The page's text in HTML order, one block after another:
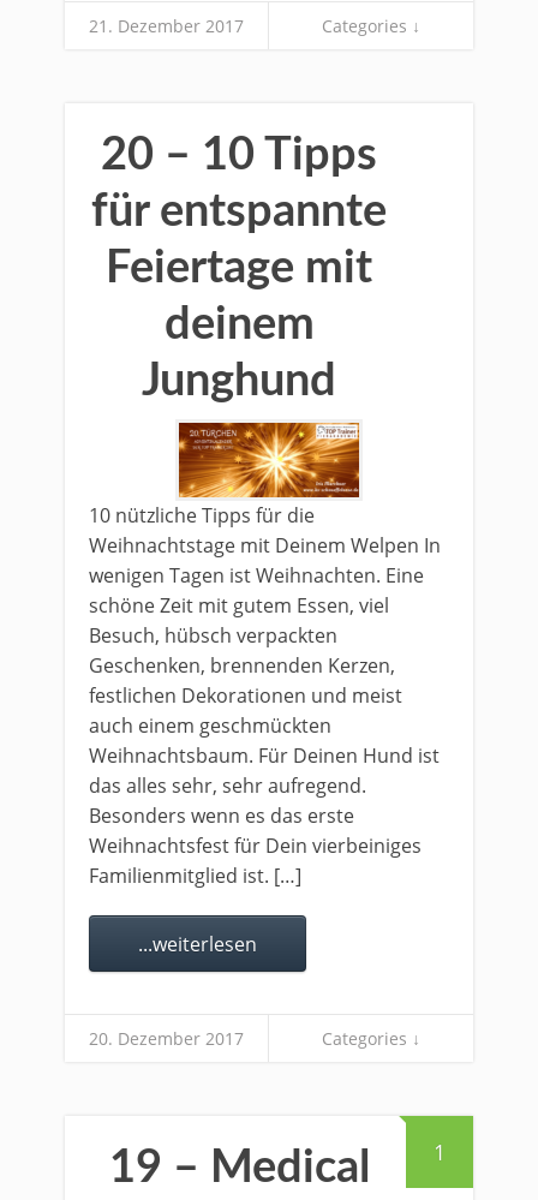
21. Dezember 2017 Categories ↓
20 – 10 Tipps
für entspannte
Feiertage mit
deinem
Junghund
10 nützliche Tipps für die
Weihnachtstage mit Deinem Welpen In
wenigen Tagen ist Weihnachten. Eine
schöne Zeit mit gutem Essen, viel
Besuch, hübsch verpackten
Geschenken, brennenden Kerzen,
festlichen Dekorationen und meist
auch einem geschmückten
Weihnachtsbaum. Für Deinen Hund ist
das alles sehr, sehr aufregend.
Besonders wenn es das erste
Weihnachtsfest für Dein vierbeiniges
Familienmitglied ist. […]
...weiterlesen
20. Dezember 2017 Categories ↓
1
19 – Medical